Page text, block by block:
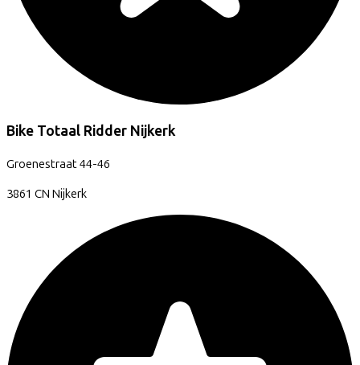
Bike Totaal Ridder Nijkerk
Groenestraat44-46
3861 CN Nijkerk